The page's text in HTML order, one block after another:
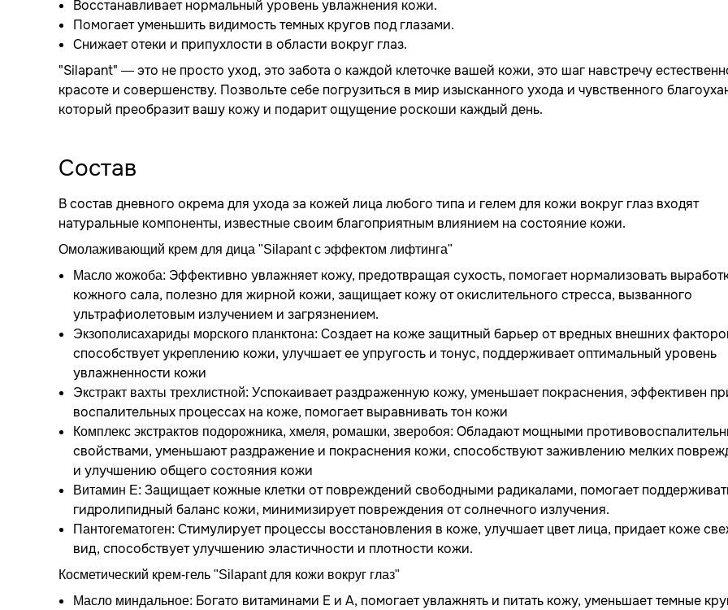
Восстанавливает нормальный уровень увлажнения кожи.
Помогает уменьшить видимость темных кругов под глазами.
Снижает отеки и припухлости в области вокруг глаз.
"Silapant" — это не просто уход, это забота о каждой клеточке вашей кожи, это шаг навстречу
красоте и совершенству. Позвольте себе погрузиться в мир изысканного ухода и чувственного
который преобразит вашу кожу и подарит ощущение роскоши каждый день.
Состав
В состав дневного окрема для ухода за кожей лица любого типа и гелем для кожи вокруг глаз входят
натуральные компоненты, известные своим благоприятным влиянием на состояние кожи.
Омолаживающий крем для дица "Silapant с эффектом лифтинга"
Масло жожоба: Эффективно увлажняет кожу, предотвращая сухость, помогает нормализовать
кожного сала, полезно для жирной кожи, защищает кожу от окислительного стресса, вызванного
ультрафиолетовым излучением и загрязнением.
Экзополисахариды морского планктона:Создает на коже защитный барьер от вредных внешних
способствует укреплению кожи, улучшает ее упругость и тонус, поддерживает оптимальный уровень
увлажненности кожи
Экстракт вахты трехлистной: Успокаивает раздраженную кожу, уменьшает покраснения, эффективен
воспалительных процессах на коже, помогает выравнивать тон кожи
Комплекс экстрактов подорожника, хмеля, ромашки, зверобоя:Обладают мощными
свойствами, уменьшают раздражение и покраснения кожи, способствуют заживлению мелких
и улучшению общего состояния кожи
Витамин Е:Защищает кожные клетки от повреждений свободными радикалами, помогает
гидролипидный баланс кожи, минимизирует повреждения от солнечного излучения.
Пантогематоген:Стимулирует процессы восстановления в коже, улучшает цвет лица, придает коже
вид, способствует улучшению эластичности и плотности кожи.
Косметический крем-гель "Silapant для кожи вокруг глаз"
Масло миндальное: Богато витаминами Е и А, помогает увлажнять и питать кожу, уменьшает темные